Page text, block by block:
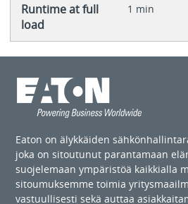
Runtime at full
load
1 min
Eaton on älykkäiden
joka on sitoutunut parantamaan
suojelemaan ympäristöä kaikkialla
sitoumuksemme toimia
vastuullisesti sekä auttaa